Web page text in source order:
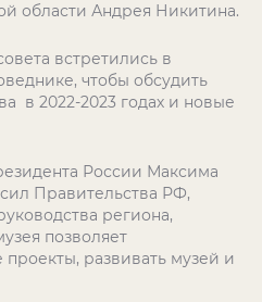
области Андрея Никитина.
встретились в
чтобы обсудить
в 2022-2023 годах и новые
России Максима
Правительства РФ,
региона,
позволяет
развивать музей и